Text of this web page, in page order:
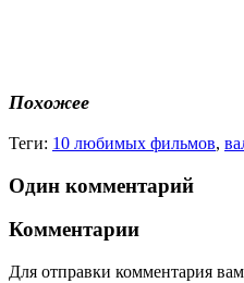
Похожее
Теги: 10 любимых фильмов,
Один комментарий
Комментарии
Для отправки комментария